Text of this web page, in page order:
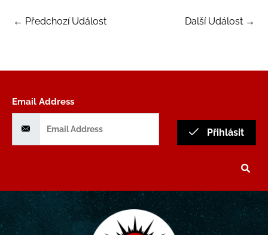
← Předchozí Událost Další Událost →
Email Address
Přihlásit